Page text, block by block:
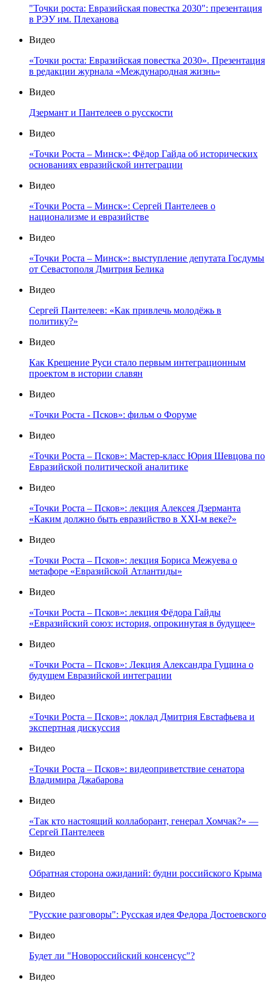
"Точки роста: Евразийская повестка 2030": презентация
в РЭУ им. Плеханова
Видео
«Точки роста: Евразийская повестка 2030». Презентация
в редакции журнала «Международная жизнь»
Видео
Дзермант и Пантелеев о русскости
Видео
«Точки Роста – Минск»: Фёдор Гайда об исторических
основаниях евразийской интеграции
Видео
«Точки Роста – Минск»: Сергей Пантелеев о
национализме и евразийстве
Видео
«Точки Роста – Минск»: выступление депутата Госдумы
от Севастополя Дмитрия Белика
Видео
Сергей Пантелеев: «Как привлечь молодёжь в
политику?»
Видео
Как Крещение Руси стало первым интеграционным
проектом в истории славян
Видео
«Точки Роста - Псков»: фильм о Форуме
Видео
«Точки Роста – Псков»: Мастер-класс Юрия Шевцова по
Евразийской политической аналитике
Видео
«Точки Роста – Псков»: лекция Алексея Дзерманта
«Каким должно быть евразийство в XXI-м веке?»
Видео
«Точки Роста – Псков»: лекция Бориса Межуева о
метафоре «Евразийской Атлантиды»
Видео
«Точки Роста – Псков»: лекция Фёдора Гайды
«Евразийский союз: история, опрокинутая в будущее»
Видео
«Точки Роста – Псков»: Лекция Александра Гущина о
будущем Евразийской интеграции
Видео
«Точки Роста – Псков»: доклад Дмитрия Евстафьева и
экспертная дискуссия
Видео
«Точки Роста – Псков»: видеоприветствие сенатора
Владимира Джабарова
Видео
«Так кто настоящий коллаборант, генерал Хомчак?» —
Сергей Пантелеев
Видео
Обратная сторона ожиданий: будни российского Крыма
Видео
"Русские разговоры": Русская идея Федора Достоевского
Видео
Будет ли "Новороссийский консенсус"?
Видео